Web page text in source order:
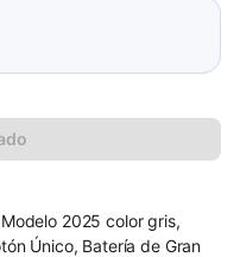
2025 color gris,
Único, Batería de Gran